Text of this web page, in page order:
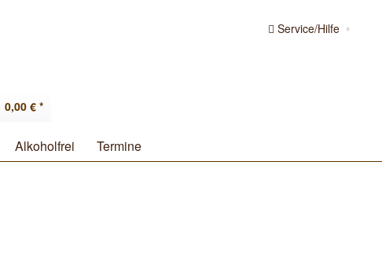
Service/Hilfe
0,00 € *
Alkoholfrei Termine